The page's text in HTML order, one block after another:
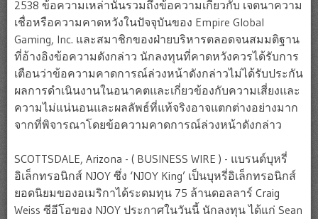
2538 ข้อความเหล่านั้นรวมถึงข้อความเกี่ยวกับ เจตนาความ
เชื่อหรือความคาดหวังในปัจจุบันของ Empire Global
Gaming, Inc. และสมาชิกของฝ่ายบริหารตลอดจนสมมติฐาน
ที่อ้างอิงข้อความดังกล่าว นักลงทุนที่คาดหวังควรได้รับการ
เตือนว่าข้อความคาดการณ์ล่วงหน้าดังกล่าวไม่ได้รับประกัน
ผลการดำเนินงานในอนาคตและเกี่ยวข้องกับความเสี่ยงและ
ความไม่แน่นอนและผลลัพธ์ที่แท้จริงอาจแตกต่างอย่างมาก
จากที่พิจารณาโดยข้อความคาดการณ์ล่วงหน้าดังกล่าว
SCOTTSDALE, Arizona - ( BUSINESS WIRE ) - แบรนด์บุหรี่
อิเล็กทรอนิกส์ NJOY ซึ่ง ‘NJOY King’ เป็นบุหรี่อิเล็กทรอนิกส์
ยอดนิยมของอเมริกาได้ระดมทุน 75 ล้านดอลลาร์ Craig
Weiss ซีอีโอของ NJOY ประกาศในวันนี้ นักลงทุน ได้แก่ Sean